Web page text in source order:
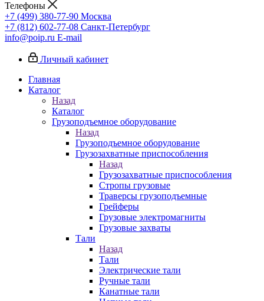
Телефоны
+7 (499) 380-77-90 Москва
+7 (812) 602-77-08 Санкт-Петербург
info@poip.ru E-mail
Личный кабинет
Главная
Каталог
Назад
Каталог
Грузоподъемное оборудование
Назад
Грузоподъемное оборудование
Грузозахватные приспособления
Назад
Грузозахватные приспособления
Стропы грузовые
Траверсы грузоподъемные
Грейферы
Грузовые электромагниты
Грузовые захваты
Тали
Назад
Тали
Электрические тали
Ручные тали
Канатные тали